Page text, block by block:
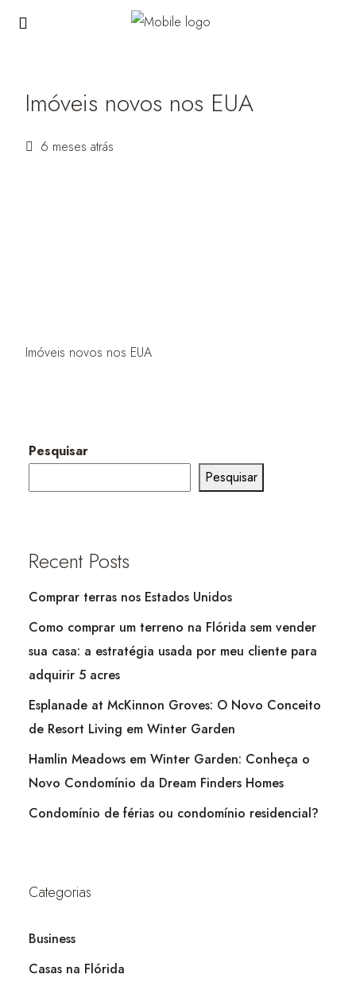
Imóveis novos nos EUA
6 meses atrás
Imóveis novos nos EUA
Pesquisar
Pesquisar
Recent Posts
Comprar terras nos Estados Unidos
Como comprar um terreno na Flórida sem vender
sua casa: a estratégia usada por meu cliente para
adquirir 5 acres
Esplanade at McKinnon Groves: O Novo Conceito
de Resort Living em Winter Garden
Hamlin Meadows em Winter Garden: Conheça o
Novo Condomínio da Dream Finders Homes
Condomínio de férias ou condomínio residencial?
Categorias
Business
Casas na Flórida